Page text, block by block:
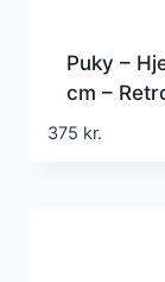
Puky –
cm –
375 kr.